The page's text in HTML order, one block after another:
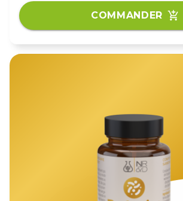
COMMANDER